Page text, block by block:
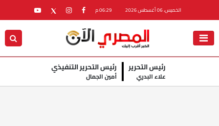
الخميس، 06 أغسطس 2026
رئيس التحرير
علاء البدري
رئيس التحرير التنفيذي
أمين الجمال